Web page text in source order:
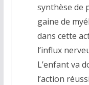
synthèse de
gaine de
dans cette
l’influx
L’enfant va
l’action